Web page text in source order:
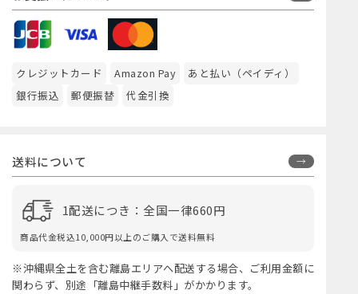
クレジットカード Amazon Pay
あと払い（ペイディ）
銀行振込
郵便振替 代金引換
送料について
1配送につき：全国一律660円
商品代金税込10,000円以上のご購入で送料無料
※沖縄県全土を含む離島エリアへ配送する場合、ご利用金額に
関わらず、別途「離島中継手数料」がかかります。